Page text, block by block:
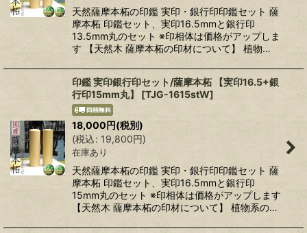
天然薩摩本柘の印鑑 実印・銀行印印鑑セット 薩
摩本柘 印鑑セット、実印16.5mmと銀行印
13.5mm丸のセット ※印相体は価格がアップしま
す 【天然木 薩摩本柘の印材について】 植物…
印鑑 実印銀行印セット/薩摩本柘 【実印16.5+銀
行印15mm丸】
[TJG-1615stW]
18,000円(税別)
(税込: 19,800円)
在庫あり
天然薩摩本柘の印鑑 実印・銀行印印鑑セット 薩
摩本柘 印鑑セット、実印16.5mmと銀行印
15mm丸のセット ※印相体は価格がアップします
【天然木 薩摩本柘の印材について】 植物系の…